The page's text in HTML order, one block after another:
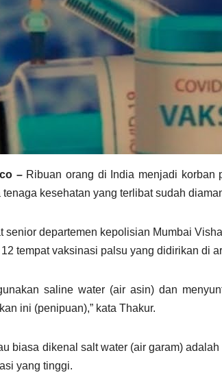
–Ribuan orang di India menjadi korban
tenaga kesehatan yang terlibat sudah
senior departemen kepolisian Mumbai
tempat vaksinasi palsu yang didirikan di
saline water (air asin) dan
ini (penipuan),” kata Thakur.
biasa dikenal salt water (air garam)
yang tinggi.